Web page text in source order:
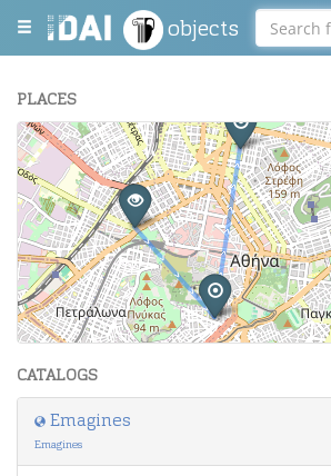
objects
PLACES
+
−
Leaflet| Maps and Data ©
CATALOGS
Emagines
Emagines